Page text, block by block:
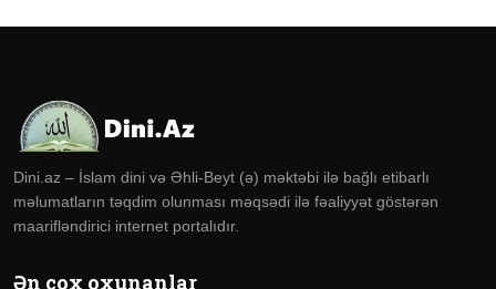
Dini.az – İslam dini və Əhli-Beyt (ə) məktəbi ilə bağlı etibarlı
məlumatların təqdim olunması məqsədi ilə fəaliyyət göstərən
maarifləndirici internet portalıdır.
Ən çox oxunanlar